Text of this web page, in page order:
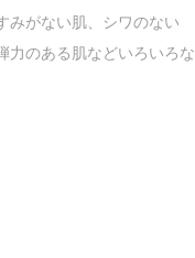
みがない肌、シワのない
力のある肌などいろいろな